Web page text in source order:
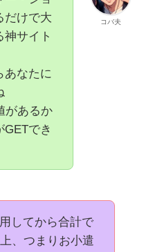
コバ夫
だけで大
サイト
あなたに
があるか
GETでき
してから合計で
、つまりお小遣